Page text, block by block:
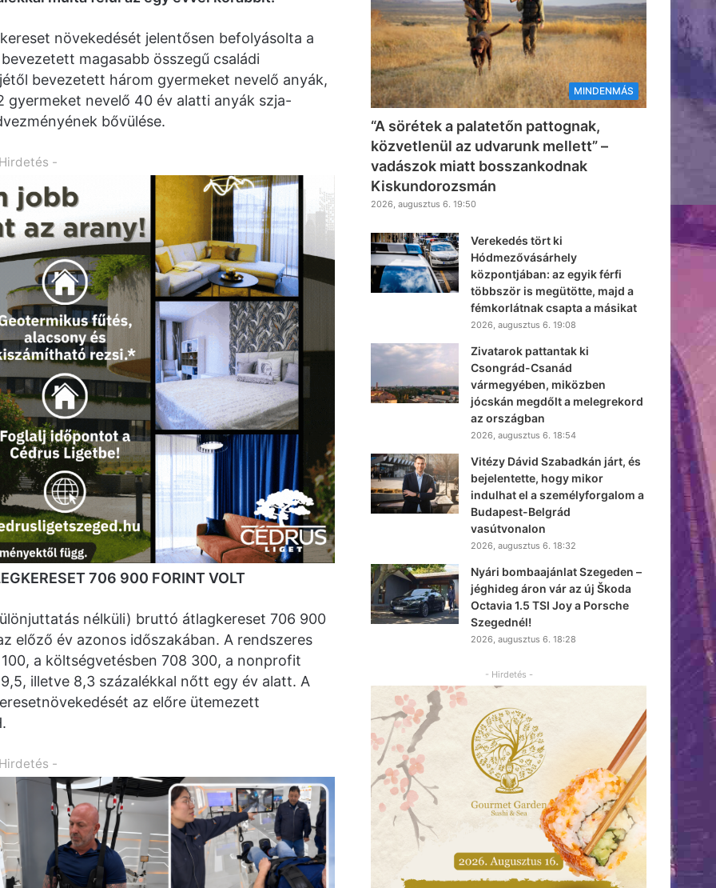
növekedését jelentősen befolyásolta a
magasabb összegű családi
bevezetett három gyermeket nevelő anyák,
nevelő 40 év alatti anyák szja-
bővülése.
-
706 900 FORINT VOLT
nélküli) bruttó átlagkereset 706 900
előző év azonos időszakában. A rendszeres
a költségvetésben 708 300, a nonprofit
illetve 8,3 százalékkal nőtt egy év alatt. A
az előre ütemezett
-
MINDENMÁS
“A sörétek a palatetőn pattognak,
közvetlenül az udvarunk mellett” –
vadászok miatt bosszankodnak
Kiskundorozsmán
2026, augusztus 6. 19:50
Verekedés tört ki
Hódmezővásárhely
központjában: az egyik férfi
többször is megütötte, majd a
fémkorlátnak csapta a másikat
2026, augusztus 6. 19:08
Zivatarok pattantak ki
Csongrád-Csanád
vármegyében, miközben
jócskán megdőlt a melegrekord
az országban
2026, augusztus 6. 18:54
Vitézy Dávid Szabadkán járt, és
bejelentette, hogy mikor
indulhat el a személyforgalom a
Budapest-Belgrád
vasútvonalon
2026, augusztus 6. 18:32
Nyári bombaajánlat Szegeden –
jéghideg áron vár az új Škoda
Octavia 1.5 TSI Joy a Porsche
Szegednél!
2026, augusztus 6. 18:28
- Hirdetés -